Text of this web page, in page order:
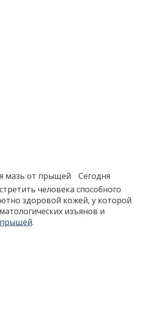
Сегодня
человека способного
здоровой кожей, у которой
изъянов и
прыщей.